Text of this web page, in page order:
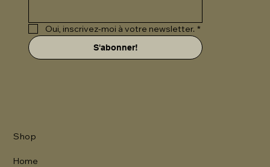
Oui, inscrivez-moi à votre newsletter. *
S'abonner!
Shop
Home